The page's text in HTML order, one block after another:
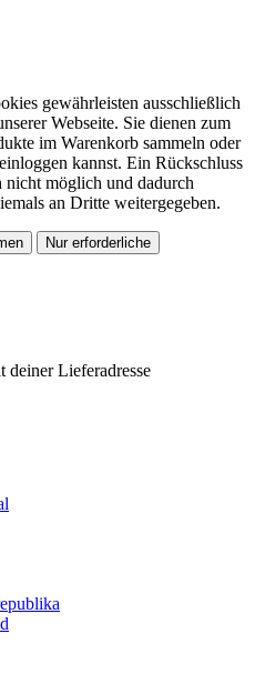
gewährleisten ausschließlich
Webseite. Sie dienen zum
im Warenkorb sammeln oder
kannst. Ein Rückschluss
möglich und dadurch
an Dritte weitergegeben.
Nur erforderliche
deiner Lieferadresse